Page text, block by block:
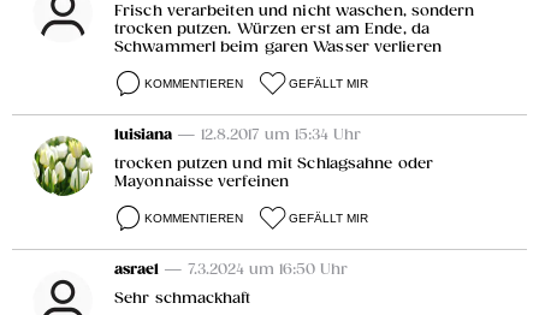
Frisch verarbeiten und nicht waschen, sondern
trocken putzen. Würzen erst am Ende, da
Schwammerl beim garen Wasser verlieren
KOMMENTIEREN GEFÄLLT MIR
luisiana — 12.8.2017 um 15:34 Uhr
trocken putzen und mit Schlagsahne oder
Mayonnaisse verfeinen
KOMMENTIEREN GEFÄLLT MIR
asrael — 7.3.2024 um 16:50 Uhr
Sehr schmackhaft